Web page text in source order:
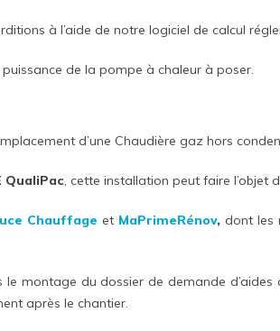
à l’aide de notre logiciel de calcul
de la pompe à chaleur à poser.
d’une Chaudière gaz hors
QualiPac, cette installation peut faire l’objet
Chauffage et MaPrimeRénov,dont les
montage du dossier de demande d’aides
après le chantier.